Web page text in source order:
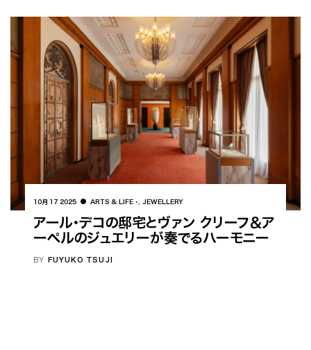
10月 17 2025 ARTS & LIFE JEWELLERY
アール・デコの邸宅とヴァン クリーフ＆ア
ーペルのジュエリーが奏でるハーモニー
BY FUYUKO TSUJI